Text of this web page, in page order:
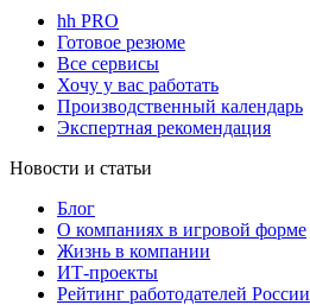
hh PRO
Готовое резюме
Все сервисы
Хочу у вас работать
Производственный календарь
Экспертная рекомендация
Новости и статьи
Блог
О компаниях в игровой форме
Жизнь в компании
ИТ-проекты
Рейтинг работодателей России